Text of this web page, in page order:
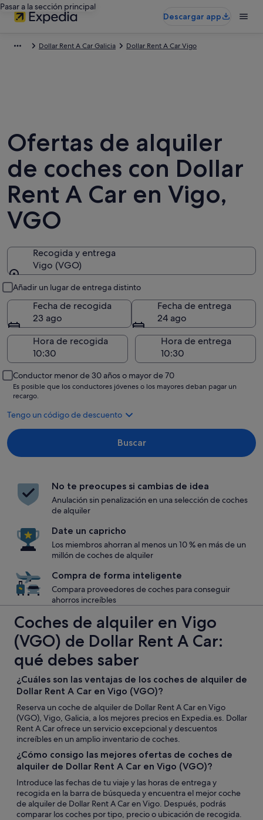
Pasar a la sección principal
Descargar app
Dollar Rent A Car Galicia Dollar Rent A Car Vigo
Ofertas de alquiler
de coches con Dollar
Rent A Car en Vigo,
VGO
Recogida y entrega
Vigo (VGO)
Añadir un lugar de entrega distinto
Fecha de recogida
23 ago
Fecha de entrega
24 ago
Hora de recogida
Hora de entrega
Conductor menor de 30 años o mayor de 70
Es posible que los conductores jóvenes o los mayores deban pagar un
recargo.
Tengo un código de descuento
Buscar
No te preocupes si cambias de idea
Anulación sin penalización en una selección de coches
de alquiler
Date un capricho
Los miembros ahorran al menos un 10 % en más de un
millón de coches de alquiler
Compra de forma inteligente
Compara proveedores de coches para conseguir
ahorros increíbles
Coches de alquiler en Vigo
(VGO) de Dollar Rent A Car:
qué debes saber
¿Cuáles son las ventajas de los coches de alquiler de
Dollar Rent A Car en Vigo (VGO)?
Reserva un coche de alquiler de Dollar Rent A Car en Vigo
(VGO), Vigo, Galicia, a los mejores precios en Expedia.es. Dollar
Rent A Car ofrece un servicio excepcional y descuentos
increíbles en un amplio inventario de coches.
¿Cómo consigo las mejores ofertas de coches de
alquiler de Dollar Rent A Car en Vigo (VGO)?
Introduce las fechas de tu viaje y las horas de entrega y
recogida en la barra de búsqueda y encuentra el mejor coche
de alquiler de Dollar Rent A Car en Vigo. Después, podrás
comparar los coches por tipo, precio o ubicación de recogida.